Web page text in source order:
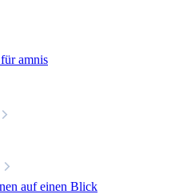
amnis
auf einen Blick